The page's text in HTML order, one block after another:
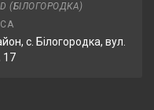
(БІЛОГОРОДКА)
с. Білогородка, вул.
17